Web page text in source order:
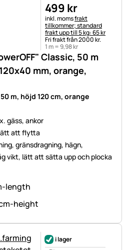
Classic, 50 m
mm, orange,
m, höjd 120 cm, orange
gäss, ankor
att flytta
gränsdragning, hägn,
vikt, lätt att sätta upp och plocka
499 kr
Skatteinformation:
inkl. momsfrakt
tillkommer; standard
frakt upp till 5 kg: 65 kr
Fri frakt från 2000 kr.
1 m =9,98kr
i lager